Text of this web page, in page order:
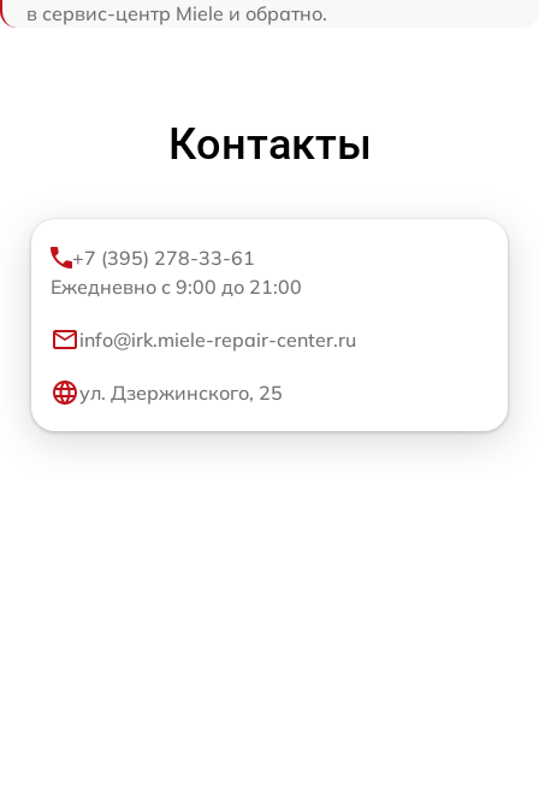
в сервис-центр Miele и обратно.
Контакты
+7 (395) 278-33-61
Ежедневно с 9:00 до 21:00
info@irk.miele-repair-center.ru
ул. Дзержинского, 25